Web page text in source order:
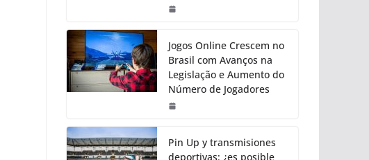
Jogos Online Crescem no
Brasil com Avanços na
Legislação e Aumento do
Número de Jogadores
Pin Up y transmisiones
deportivas: ¿es posible